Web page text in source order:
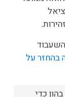
בהחזר על
כדי